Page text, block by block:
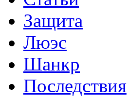
Защита
Люэс
Шанкр
Последствия